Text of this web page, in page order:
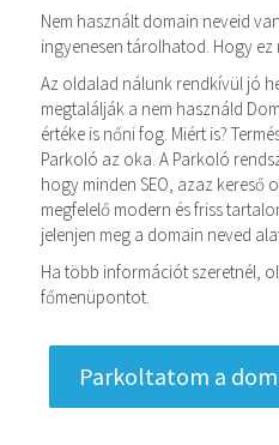
Nem használt domain neveid
ingyenesen tárolhatod. Hogy ez
Az oldalad nálunk rendkívül jó
megtalálják a nem használd
értéke is nőni fog. Miért is?
Parkoló az oka. A Parkoló
hogy minden SEO, azaz kereső
megfelelő modern és friss
jelenjen meg a domain neved
Ha több információt szeretnél,
főmenüpontot.
Parkoltatom a